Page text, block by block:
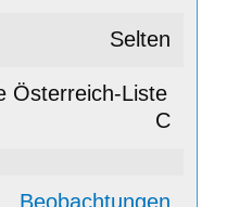
Selten
C
Beobachtungen